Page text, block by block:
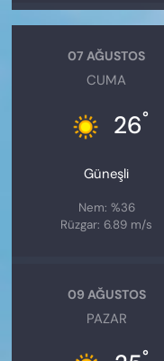
07 AĞUSTOS
CUMA
26°
Güneşli
Nem: %36
Rüzgar: 6.89 m/s
09 AĞUSTOS
PAZAR
°